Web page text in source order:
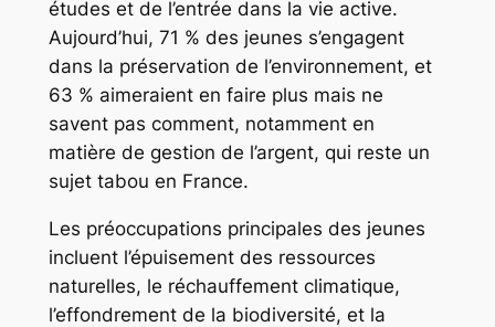
études et de l’entrée dans la vie active.
Aujourd’hui, 71 % des jeunes s’engagent
dans la préservation de l’environnement, et
63 % aimeraient en faire plus mais ne
savent pas comment, notamment en
matière de gestion de l’argent, qui reste un
sujet tabou en France.
Les préoccupations principales des jeunes
incluent l’épuisement des ressources
naturelles, le réchauffement climatique,
l’effondrement de la biodiversité, et la